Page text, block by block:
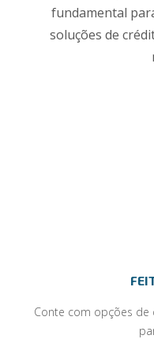
fundamental
soluções de
Conte com opções de